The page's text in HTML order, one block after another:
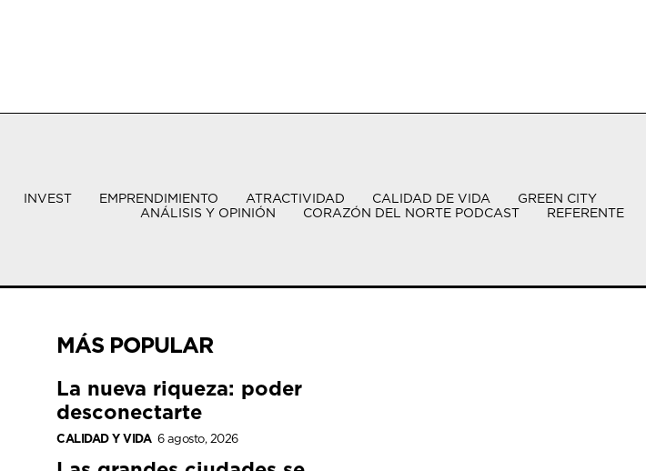
INVEST EMPRENDIMIENTO ATRACTIVIDAD CALIDAD DE VIDA
GREEN CITY
ANÁLISIS Y OPINIÓN
CORAZÓN DEL NORTE PODCAST REFERENTE
MÁS POPULAR
La nueva riqueza: poder
desconectarte
CALIDAD Y VIDA 6 agosto, 2026